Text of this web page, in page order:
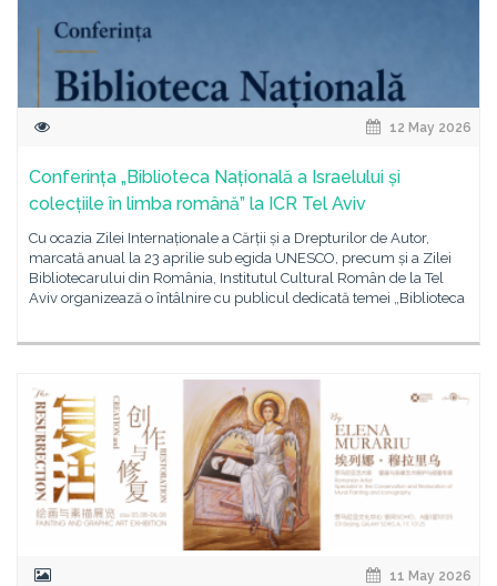
12 May 2026
Conferința „Biblioteca Națională a Israelului și
colecțiile în limba română” la ICR Tel Aviv
Cu ocazia Zilei Internaționale a Cărții și a Drepturilor de Autor,
marcată anual la 23 aprilie sub egida UNESCO, precum și a Zilei
Bibliotecarului din România, Institutul Cultural Român de la Tel
Aviv organizează o întâlnire cu publicul dedicată temei „Biblioteca
11 May 2026